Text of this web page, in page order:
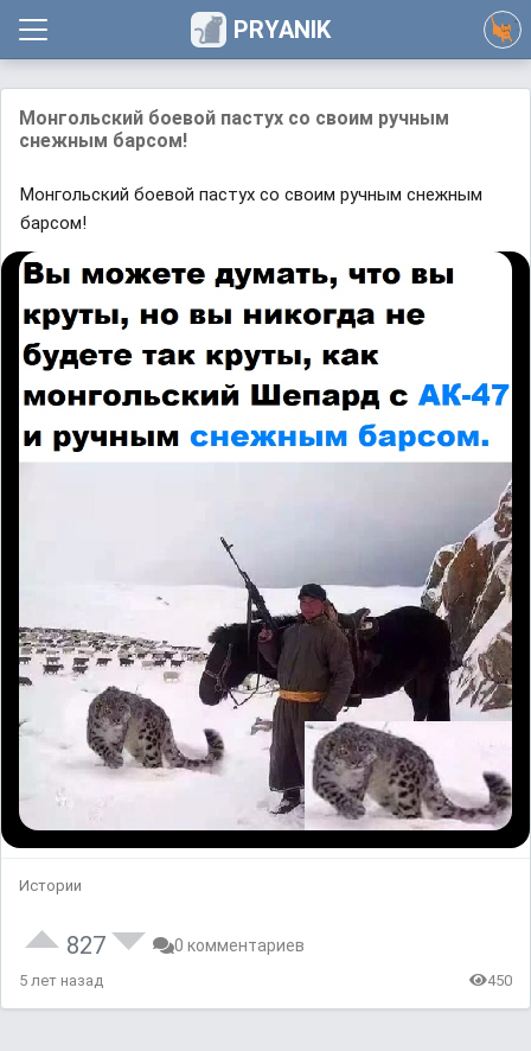
PRYANIK
Монгольский боевой пастух со своим ручным
снежным барсом!
Монгольский боевой пастух со своим ручным снежным
барсом!
Истории
827 0 комментариев
5 лет назад 450